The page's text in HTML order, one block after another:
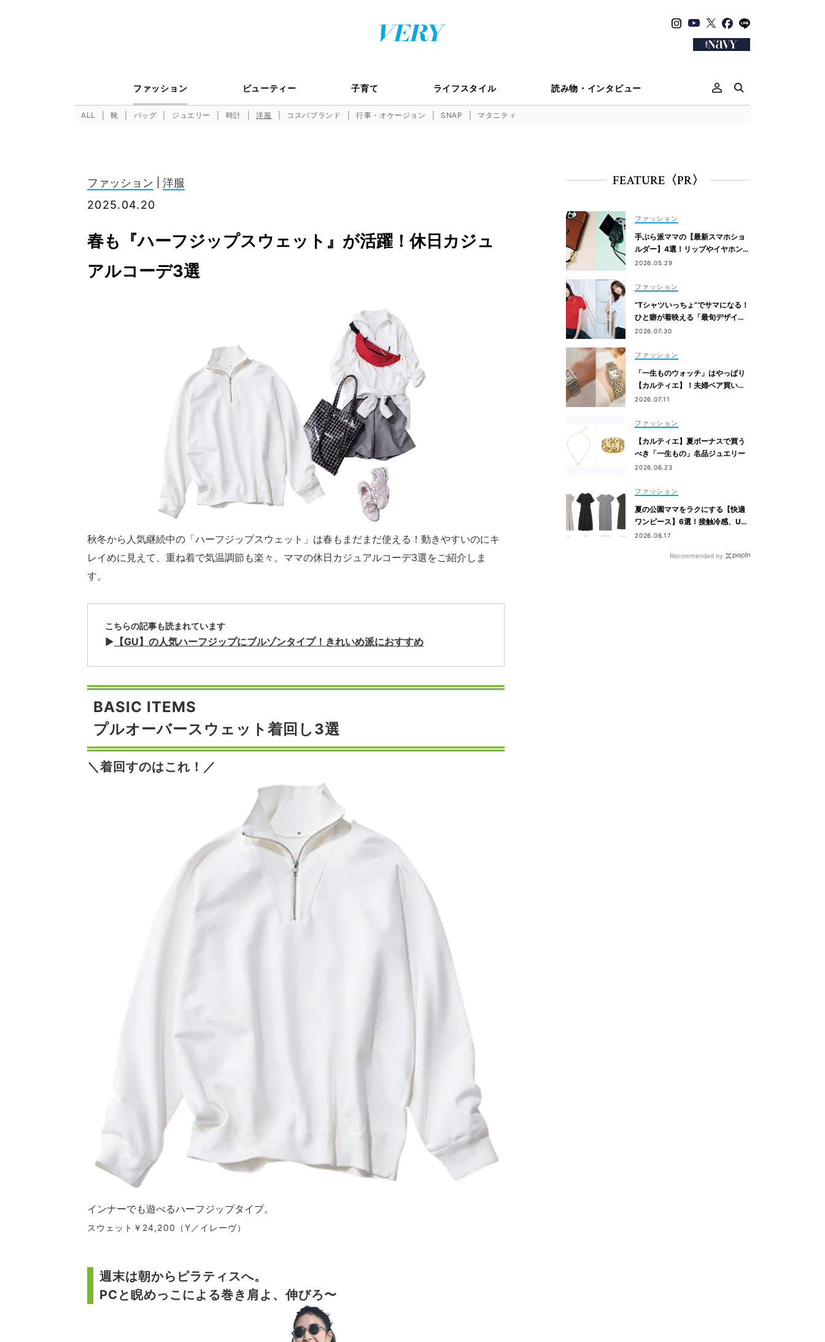
ファッション ビューティー 子育て ライフスタイル 読み物・インタビュー
ALL 靴 バッグ ジュエリー 時計 洋服 コスパブランド 行事・オケージョン SNAP マタニティ
ファッション
洋服
2025.04.20
春も『ハーフジップスウェット』が活躍！休日カジュ
アルコーデ3選
秋冬から人気継続中の「ハーフジップスウェット」は春もまだまだ使える！動きやすいのにキ
レイめに見えて、重ね着で気温調節も楽々。ママの休日カジュアルコーデ3選をご紹介しま
す。
こちらの記事も読まれています
▶︎ 【GU】の人気ハーフジップにブルゾンタイプ！きれいめ派におすすめ
BASIC ITEMS
プルオーバースウェット着回し3選
＼着回すのはこれ！／
インナーでも遊べるハーフジップタイプ。
スウェット￥24,200（Y／イレーヴ）
週末は朝からピラティスへ。
PCと睨めっこによる巻き肩よ、伸びろ〜
FEATURE〈PR〉
ファッション
手ぶら派ママの【最新スマホショ
ルダー】4選！リップやイヤホンが
入るタイプも
2026.05.29
ファッション
“Tシャツいっちょ”でサマになる！
ひと癖が着映える「最旬デザイン
T」4選
2026.07.30
ファッション
「一生ものウォッチ」はやっぱり
【カルティエ】！夫婦ペア買い
も。ママたちがリアルに選んだモ
2026.07.11
ファッション
【カルティエ】夏ボーナスで買う
べき「一生もの」名品ジュエリー
2026.06.23
ファッション
夏の公園ママをラクにする【快適
ワンピース】6選！接触冷感、UV
カット機能付きも
2026.06.17
Recommended by